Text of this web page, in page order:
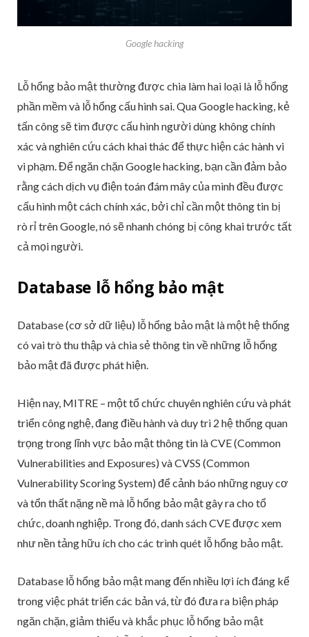
Google hacking
Lỗ hổng bảo mật thường được chia làm hai loại là lỗ hổng
phần mềm và lỗ hổng cấu hình sai. Qua Google hacking, kẻ
tấn công sẽ tìm được cấu hình người dùng không chính
xác và nghiên cứu cách khai thác để thực hiện các hành vi
vi phạm. Để ngăn chặn Google hacking, bạn cần đảm bảo
rằng cách dịch vụ điện toán đám mây của mình đều được
cấu hình một cách chính xác, bởi chỉ cần một thông tin bị
rò rỉ trên Google, nó sẽ nhanh chóng bị công khai trước tất
cả mọi người.
Database lỗ hổng bảo mật
Database (cơ sở dữ liệu) lỗ hổng bảo mật là một hệ thống
có vai trò thu thập và chia sẻ thông tin về những lỗ hổng
bảo mật đã được phát hiện.
Hiện nay, MITRE – một tổ chức chuyên nghiên cứu và phát
triển công nghệ, đang điều hành và duy trì 2 hệ thống quan
trọng trong lĩnh vực bảo mật thông tin là CVE (Common
Vulnerabilities and Exposures) và CVSS (Common
Vulnerability Scoring System) để cảnh báo những nguy cơ
và tổn thất nặng nề mà lỗ hổng bảo mật gây ra cho tổ
chức, doanh nghiệp. Trong đó, danh sách CVE được xem
như nền tảng hữu ích cho các trình quét lỗ hổng bảo mật.
Database lỗ hổng bảo mật mang đến nhiều lợi ích đáng kể
trong việc phát triển các bản vá, từ đó đưa ra biện pháp
ngăn chặn, giảm thiểu và khắc phục lỗ hổng bảo mật